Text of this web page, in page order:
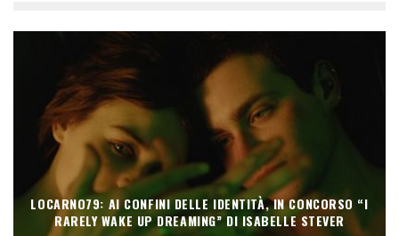
LOCARNO79: AI CONFINI DELLE IDENTITÀ, IN CONCORSO “I
RARELY WAKE UP DREAMING” DI ISABELLE STEVER